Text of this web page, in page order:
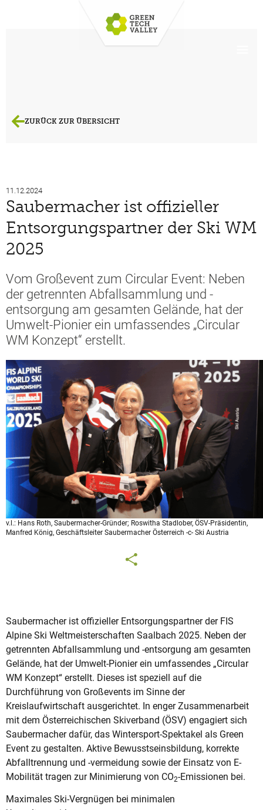
ZURÜCK ZUR ÜBERSICHT
11.12.2024
Saubermacher ist offizieller
Entsorgungspartner der Ski WM
2025
Vom Großevent zum Circular Event: Neben
der getrennten Abfallsammlung und -
entsorgung am gesamten Gelände, hat der
Umwelt-Pionier ein umfassendes „Circular
WM Konzept“ erstellt.
v.l.: Hans Roth, Saubermacher-Gründer; Roswitha Stadlober, ÖSV-Präsidentin,
Manfred König, Geschäftsleiter Saubermacher Österreich -c- Ski Austria
Saubermacher ist offizieller Entsorgungspartner der FIS
Alpine Ski Weltmeisterschaften Saalbach 2025. Neben der
getrennten Abfallsammlung und -entsorgung am gesamten
Gelände, hat der Umwelt-Pionier ein umfassendes „Circular
WM Konzept“ erstellt. Dieses ist speziell auf die
Durchführung von Großevents im Sinne der
Kreislaufwirtschaft ausgerichtet. In enger Zusammenarbeit
mit dem Österreichischen Skiverband (ÖSV) engagiert sich
Saubermacher dafür, das Wintersport-Spektakel als Green
Event zu gestalten. Aktive Bewusstseinsbildung, korrekte
Abfalltrennung und -vermeidung sowie der Einsatz von E-
Mobilität tragen zur Minimierung von CO2-Emissionen bei.
Maximales Ski-Vergnügen bei minimalen